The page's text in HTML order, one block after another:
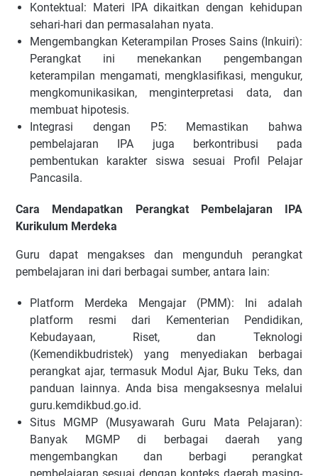
Kontektual: Materi IPA dikaitkan dengan kehidupan
sehari-hari dan permasalahan nyata.
Mengembangkan Keterampilan Proses Sains (Inkuiri):
Perangkat ini menekankan pengembangan
keterampilan mengamati, mengklasifikasi, mengukur,
mengkomunikasikan, menginterpretasi data, dan
membuat hipotesis.
Integrasi dengan P5: Memastikan bahwa
pembelajaran IPA juga berkontribusi pada
pembentukan karakter siswa sesuai Profil Pelajar
Pancasila.
Cara Mendapatkan Perangkat Pembelajaran IPA
Kurikulum Merdeka
Guru dapat mengakses dan mengunduh perangkat
pembelajaran ini dari berbagai sumber, antara lain:
Platform Merdeka Mengajar (PMM): Ini adalah
platform resmi dari Kementerian Pendidikan,
Kebudayaan, Riset, dan Teknologi
(Kemendikbudristek) yang menyediakan berbagai
perangkat ajar, termasuk Modul Ajar, Buku Teks, dan
panduan lainnya. Anda bisa mengaksesnya melalui
guru.kemdikbud.go.id.
Situs MGMP (Musyawarah Guru Mata Pelajaran):
Banyak MGMP di berbagai daerah yang
mengembangkan dan berbagi perangkat